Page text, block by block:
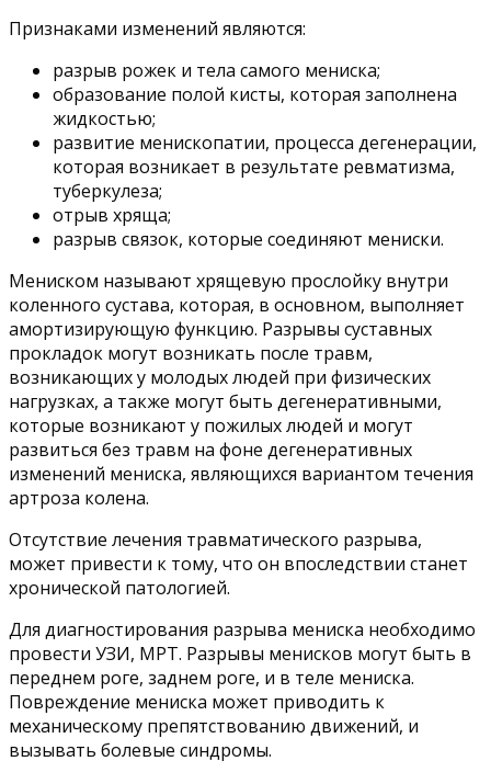
Признаками изменений являются:
разрыв рожек и тела самого мениска;
образование полой кисты, которая заполнена
жидкостью;
развитие менископатии, процесса дегенерации,
которая возникает в результате ревматизма,
туберкулеза;
отрыв хряща;
разрыв связок, которые соединяют мениски.
Мениском называют хрящевую прослойку внутри
коленного сустава, которая, в основном, выполняет
амортизирующую функцию. Разрывы суставных
прокладок могут возникать после травм,
возникающих у молодых людей при физических
нагрузках, а также могут быть дегенеративными,
которые возникают у пожилых людей и могут
развиться без травм на фоне дегенеративных
изменений мениска, являющихся вариантом течения
артроза колена.
Отсутствие лечения травматического разрыва,
может привести к тому, что он впоследствии станет
хронической патологией.
Для диагностирования разрыва мениска необходимо
провести УЗИ, МРТ. Разрывы менисков могут быть в
переднем роге, заднем роге, и в теле мениска.
Повреждение мениска может приводить к
механическому препятствованию движений, и
вызывать болевые синдромы.